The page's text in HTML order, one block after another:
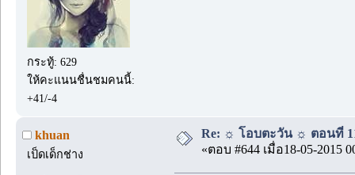
กระทู้: 629
ให้คะแนนชื่นชมคนนี้:
+41/-4
khuan
เป็ดเด็กช่าง
Re: ☼ โอบตะวัน ☼ ตอนที่ 11
«ตอบ #644 เมื่อ18-05-2015